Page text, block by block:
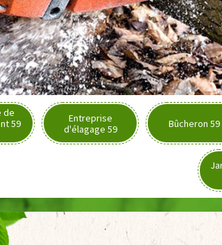
de
59
Entreprise
d'élagage 59
Bûcheron 59